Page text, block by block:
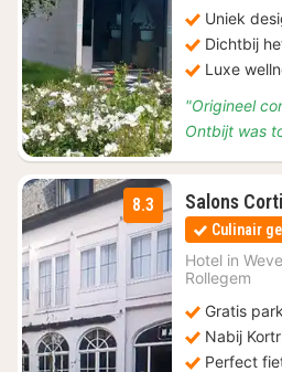
Uniek
Dichtbij
Luxe
"Origineel
Ontbijt was
8.3 Salons
Culinair
Hotel in
Rollegem
Gratis
Nabij
Perfect